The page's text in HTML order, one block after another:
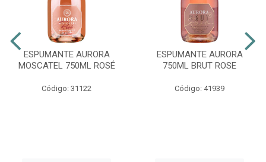
ESPUMANTE AURORA
MOSCATEL 750ML ROSÉ
Código: 31122
ESPUMANTE AURORA
750ML BRUT ROSE
Código: 41939